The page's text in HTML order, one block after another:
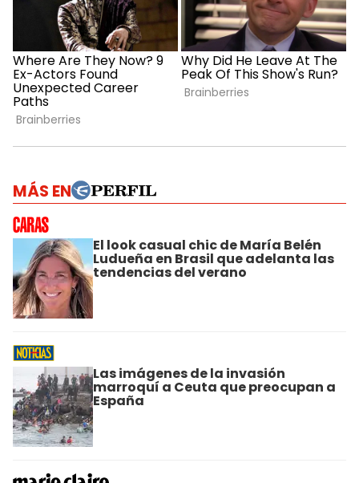
MÁS EN
El look casual chic de María Belén
Ludueña en Brasil que adelanta las
tendencias del verano
Las imágenes de la invasión
marroquí a Ceuta que preocupan a
España